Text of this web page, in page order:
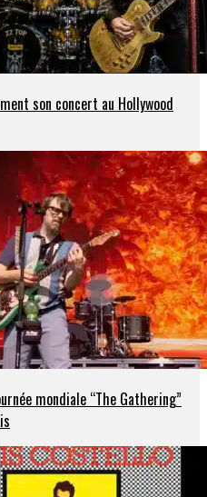
son concert au Hollywood
mondiale “The Gathering”